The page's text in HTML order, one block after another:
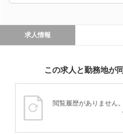
求人情報
この求人と勤務地が
閲覧履歴がありません